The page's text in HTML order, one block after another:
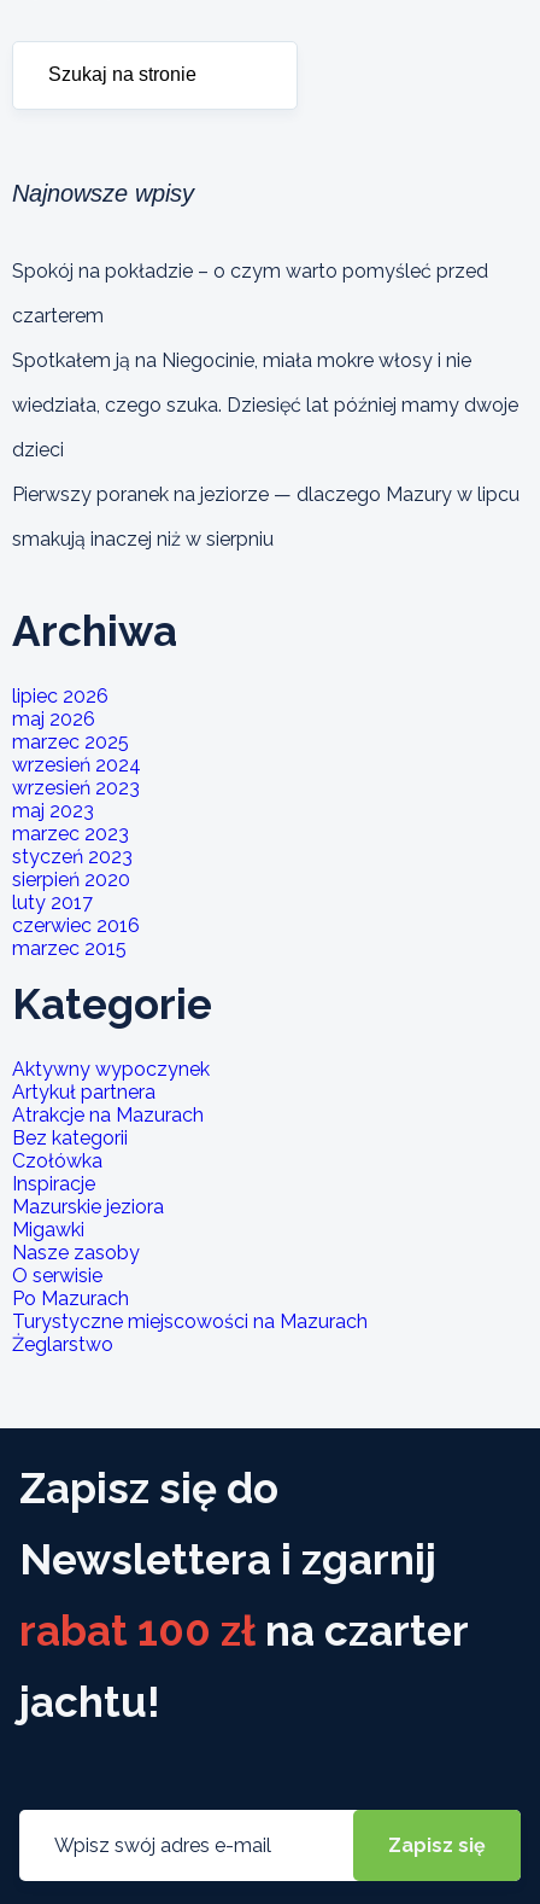
Najnowsze wpisy
Spokój na pokładzie – o czym warto pomyśleć przed
czarterem
Spotkałem ją na Niegocinie, miała mokre włosy i nie
wiedziała, czego szuka. Dziesięć lat później mamy dwoje
dzieci
Pierwszy poranek na jeziorze — dlaczego Mazury w lipcu
smakują inaczej niż w sierpniu
Archiwa
lipiec 2026
maj 2026
marzec 2025
wrzesień 2024
wrzesień 2023
maj 2023
marzec 2023
styczeń 2023
sierpień 2020
luty 2017
czerwiec 2016
marzec 2015
Kategorie
Aktywny wypoczynek
Artykuł partnera
Atrakcje na Mazurach
Bez kategorii
Czołówka
Inspiracje
Mazurskie jeziora
Migawki
Nasze zasoby
O serwisie
Po Mazurach
Turystyczne miejscowości na Mazurach
Żeglarstwo
Zapisz się do
Newslettera i zgarnij
rabat 100 zł na czarter
jachtu!